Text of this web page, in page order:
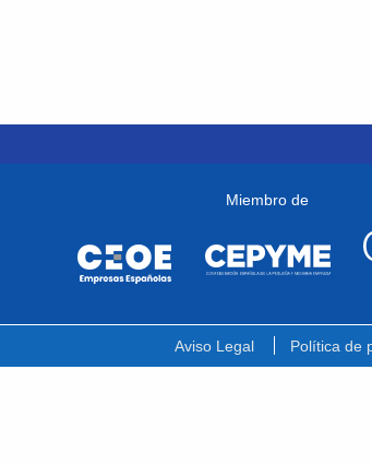
Miembro de
Aviso Legal Política de